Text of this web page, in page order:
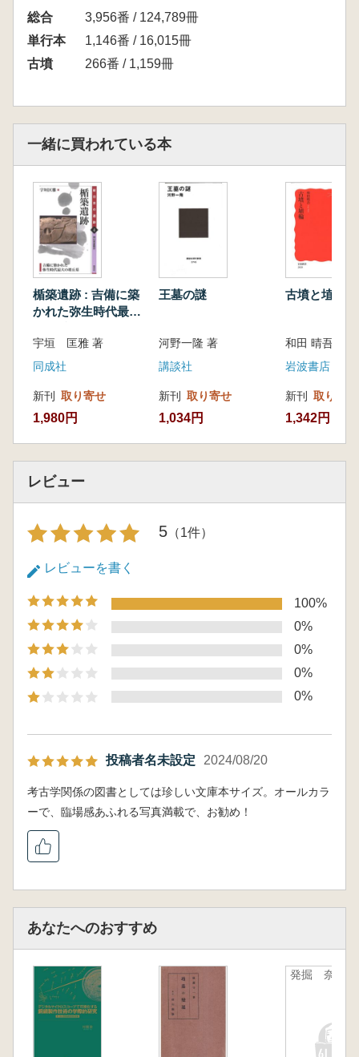
総合
3,956番 / 124,789冊
単行本
1,146番 / 16,015冊
古墳
266番 / 1,159冊
一緒に買われている本
楯築遺跡 : 吉備に築
かれた弥生時代最大
宇垣 匡雅 著
同成社
新刊 取り寄せ
1,980円
王墓の謎
河野一隆 著
講談社
新刊 取り寄せ
1,034円
古墳と埴輪
和田 晴吾 著
岩波書店
新刊 取り寄せ
1,342円
レビュー
5 （1件）
レビューを書く
100%
0%
0%
0%
0%
投稿者名未設定 2024/08/20
考古学関係の図書としては珍しい文庫本サイズ。オールカラ
ーで、臨場感あふれる写真満載で、お勧め！
あなたへのおすすめ
発掘 奈良